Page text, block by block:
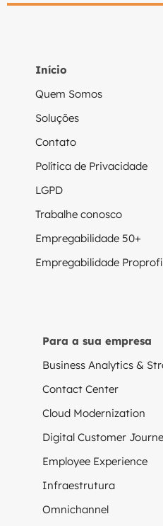
Início
Quem Somos
Soluções
Contato
Política de Privacidade
LGPD
Trabalhe conosco
Empregabilidade 50+
Empregabilidade
Para a sua empresa
Business Analytics &
Contact Center
Cloud Modernization
Digital Customer
Employee Experience
Infraestrutura
Omnichannel